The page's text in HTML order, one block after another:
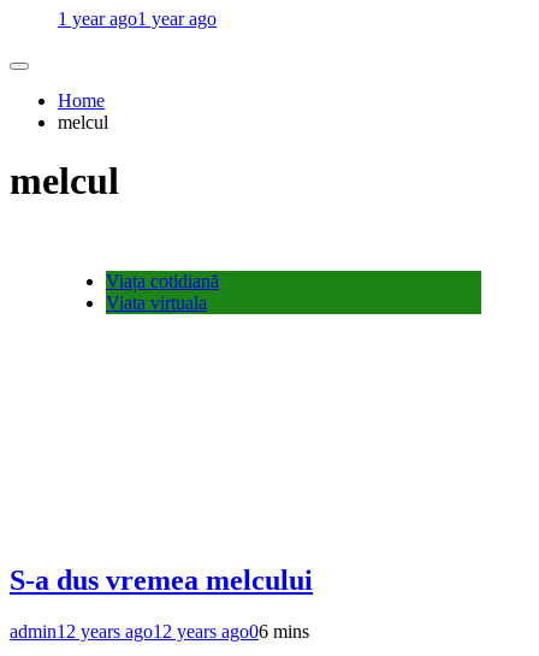
1 year ago1 year ago
Home
melcul
melcul
Viața cotidiană
Viata virtuala
S-a dus vremea melcului
admin12 years ago12 years ago06 mins